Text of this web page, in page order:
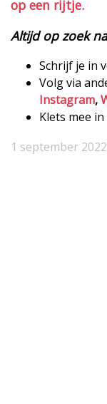
op een rijtje.
Altijd op zoek
Schrijf je in
Volg via
Instagram,
Klets mee in
1 september